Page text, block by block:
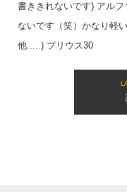
書ききれないです) アル
ないです（笑）かなり軽
他.....) プリウス30